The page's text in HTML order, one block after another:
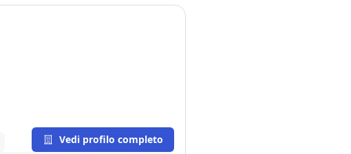
Vedi profilo completo